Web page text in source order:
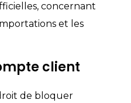
concernant
et les
client
de bloquer